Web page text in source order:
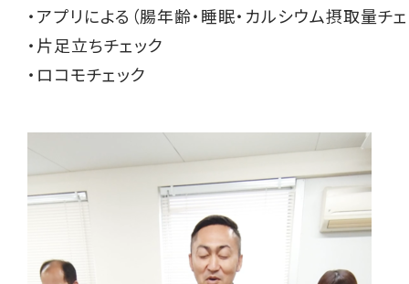
・アプリによる（腸年齢・睡眠・カルシウム摂取量チェ
・片足立ちチェック
・ロコモチェック